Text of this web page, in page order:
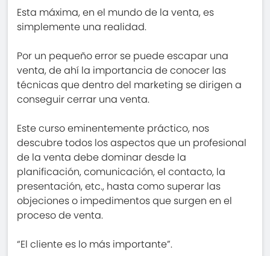
Esta máxima, en el mundo de la venta, es
simplemente una realidad.
Por un pequeño error se puede escapar una
venta, de ahí la importancia de conocer las
técnicas que dentro del marketing se dirigen a
conseguir cerrar una venta.
Este curso eminentemente práctico, nos
descubre todos los aspectos que un profesional
de la venta debe dominar desde la
planificación, comunicación, el contacto, la
presentación, etc., hasta como superar las
objeciones o impedimentos que surgen en el
proceso de venta.
“El cliente es lo más importante”.